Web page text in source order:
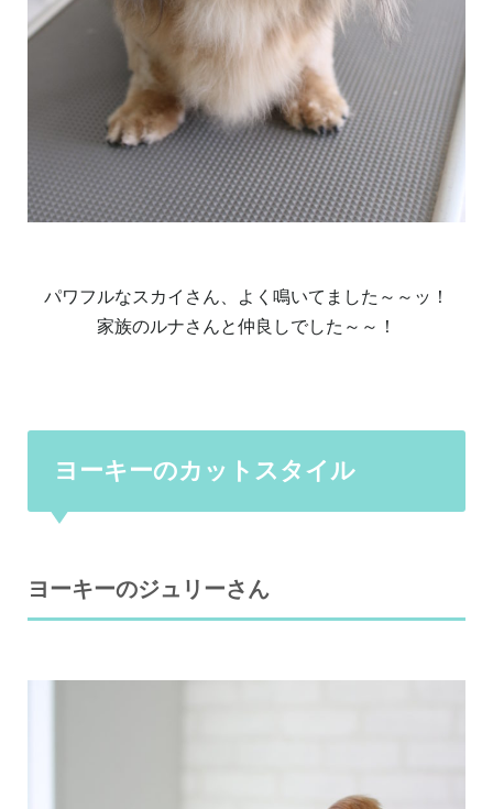
パワフルなスカイさん、よく鳴いてました～～ッ！
家族のルナさんと仲良しでした～～！
ヨーキーのカットスタイル
ヨーキーのジュリーさん